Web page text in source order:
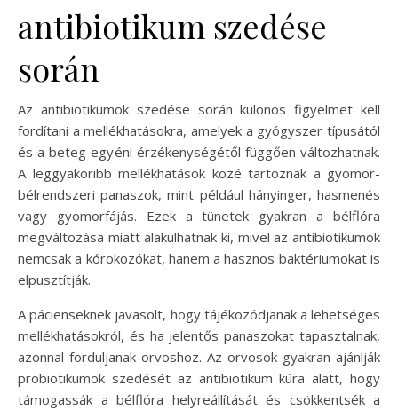
antibiotikum szedése
során
Az antibiotikumok szedése során különös figyelmet kell
fordítani a mellékhatásokra, amelyek a gyógyszer típusától
és a beteg egyéni érzékenységétől függően változhatnak.
A leggyakoribb mellékhatások közé tartoznak a gyomor-
bélrendszeri panaszok, mint például hányinger, hasmenés
vagy gyomorfájás. Ezek a tünetek gyakran a bélflóra
megváltozása miatt alakulhatnak ki, mivel az antibiotikumok
nemcsak a kórokozókat, hanem a hasznos baktériumokat is
elpusztítják.
A pácienseknek javasolt, hogy tájékozódjanak a lehetséges
mellékhatásokról, és ha jelentős panaszokat tapasztalnak,
azonnal forduljanak orvoshoz. Az orvosok gyakran ajánlják
probiotikumok szedését az antibiotikum kúra alatt, hogy
támogassák a bélflóra helyreállítását és csökkentsék a